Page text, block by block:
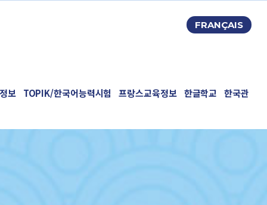
FRANÇAIS
보 TOPIK/한국어능력시험 프랑스교육정보 한글학교 한국관